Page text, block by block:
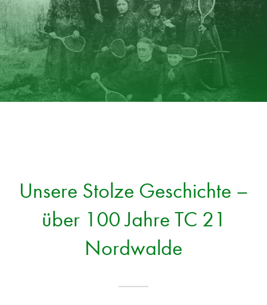
Unsere Stolze Geschichte –
über 100 Jahre TC 21
Nordwalde